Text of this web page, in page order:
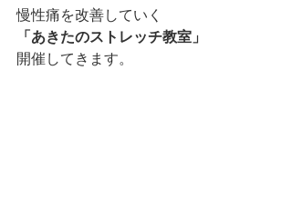
慢性痛を改善していく
「あきたのストレッチ教室」
開催してきます。